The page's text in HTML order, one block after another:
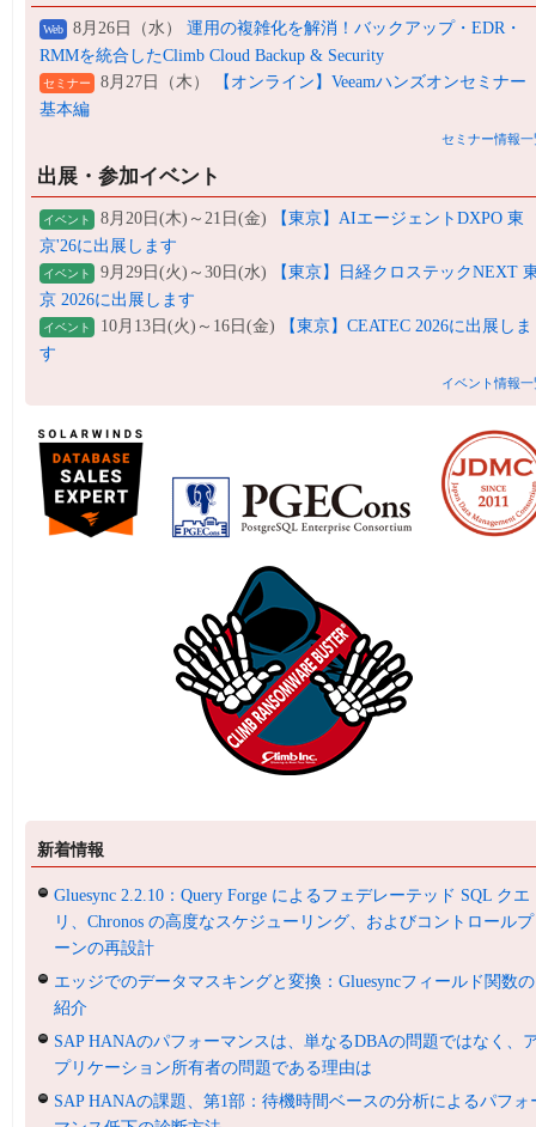
Web 8月26日（水） 運用の複雑化を解消！バックアップ・EDR・
RMMを統合したClimb Cloud Backup & Security
セミナー 8月27日（木）
【オンライン】Veeamハンズオンセミナー
基本編
セミナー情報一
出展・参加イベント
イベント 8月20日(木)～21日(金)
【東京】AIエージェントDXPO 東
京'26に出展します
イベント 9月29日(火)～30日(水)
【東京】日経クロステックNEXT
京 2026に出展します
イベント 10月13日(火)～16日(金)
【東京】CEATEC 2026に出展しま
す
イベント情報一
新着情報
Gluesync 2.2.10：Query Forge によるフェデレーテッド SQL クエ
リ、Chronos の高度なスケジューリング、およびコントロール
ーンの再設計
エッジでのデータマスキングと変換：Gluesyncフィールド関数の
紹介
SAP HANAのパフォーマンスは、単なるDBAの問題ではなく、
プリケーション所有者の問題である理由は
SAP HANAの課題、第1部：待機時間ベースの分析によるパフォ